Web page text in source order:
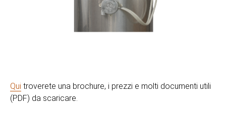
Qui troverete una brochure, i prezzi e molti documenti utili
(PDF) da scaricare.